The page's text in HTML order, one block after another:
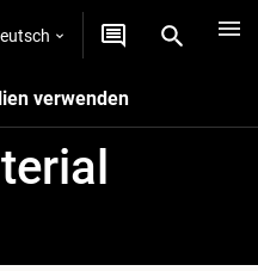
verwenden